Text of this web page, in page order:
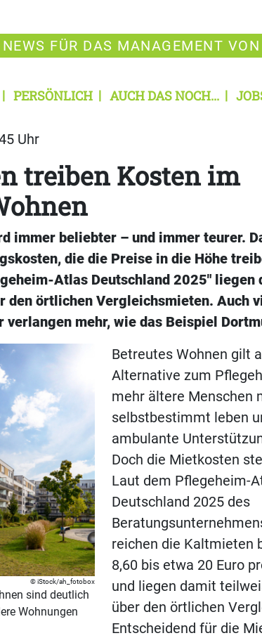
FÜR DAS MANAGEMENT
PERSÖNLICH AUCH DAS NOCH...
Uhr
treiben Kosten im
immer beliebter – und immer teurer.
die die Preise in die Höhe
Atlas Deutschland 2025" liegen
den örtlichen Vergleichsmieten. Auch
verlangen mehr, wie das Beispiel
iStock/ah_fotobox
sind deutlich
Wohnungen
Betreutes Wohnen gilt
Alternative zum
mehr ältere Menschen
selbstbestimmt leben
ambulante
Doch die Mietkosten
Laut dem Pflegeheim-
Deutschland 2025 des
reichen die Kaltmieten
8,60 bis etwa 20 Euro
und liegen damit
über den örtlichen
Entscheidend für die